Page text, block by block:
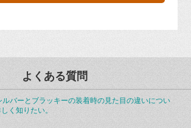
よくある質問
ルバーとブラッキーの装着時の見た目の違いについ
く知りたい。